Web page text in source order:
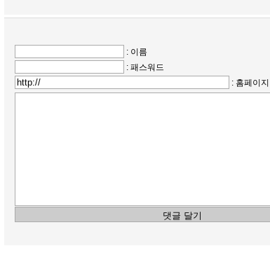
: 이름
: 패스워드
: 홈페이지